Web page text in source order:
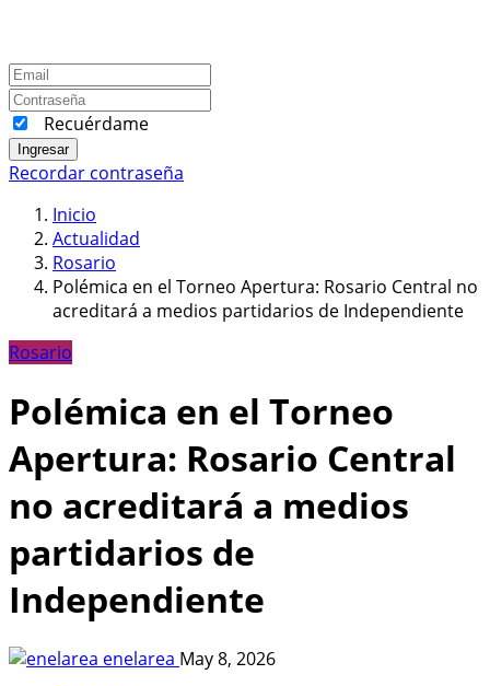
Recuérdame
Ingresar
Recordar contraseña
Inicio
Actualidad
Rosario
Polémica en el Torneo Apertura: Rosario Central no
acreditará a medios partidarios de Independiente
Rosario
Polémica en el Torneo
Apertura: Rosario Central
no acreditará a medios
partidarios de
Independiente
enelarea May 8, 2026